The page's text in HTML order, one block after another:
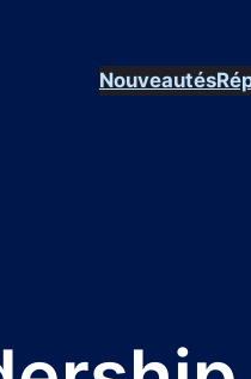
Nouveautés